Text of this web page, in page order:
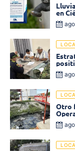
en
baja
Otro
de la